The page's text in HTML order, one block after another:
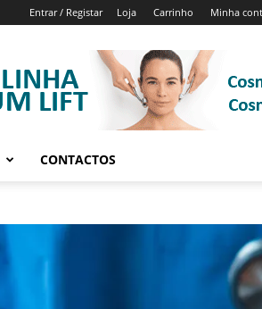
Entrar / Registar Loja Carrinho Minha
CONTACTOS